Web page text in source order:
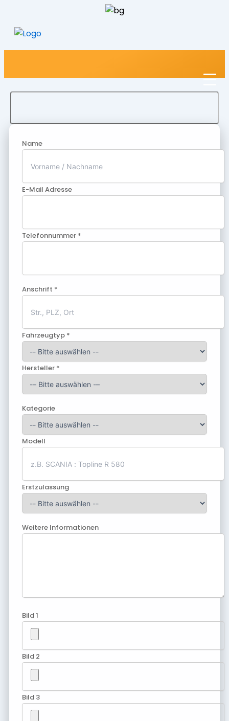
Name
E-Mail Adresse
Telefonnummer *
Anschrift *
Fahrzeugtyp *
Hersteller *
Kategorie
Modell
Erstzulassung
Weitere Informationen
Bild 1
Bild 2
Bild 3